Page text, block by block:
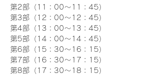
第2部（11：00～11：45）
第3部（12：00～12：45）
第4部（13：00～13：45）
第5部（14：00～14：45）
第6部（15：30～16：15）
第7部（16：30～17：15）
第8部（17：30～18：15）